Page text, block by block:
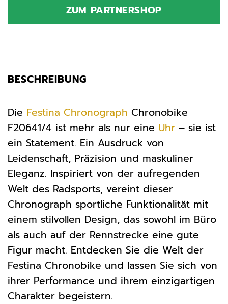
ZUM PARTNERSHOP
BESCHREIBUNG
Die Festina Chronograph Chronobike
F20641/4 ist mehr als nur eine Uhr – sie ist
ein Statement. Ein Ausdruck von
Leidenschaft, Präzision und maskuliner
Eleganz. Inspiriert von der aufregenden
Welt des Radsports, vereint dieser
Chronograph sportliche Funktionalität mit
einem stilvollen Design, das sowohl im Büro
als auch auf der Rennstrecke eine gute
Figur macht. Entdecken Sie die Welt der
Festina Chronobike und lassen Sie sich von
ihrer Performance und ihrem einzigartigen
Charakter begeistern.